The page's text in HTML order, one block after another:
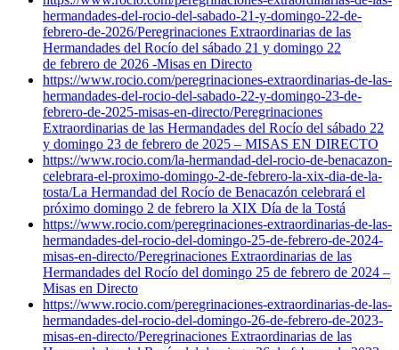
hermandades-del-rocio-del-sabado-21-y-domingo-22-de-
febrero-de-2026/Peregrinaciones Extraordinarias de las
Hermandades del Rocío del sábado 21 y domingo 22
de febrero de 2026 -Misas en Directo
https://www.rocio.com/peregrinaciones-extraordinarias-de-las-
hermandades-del-rocio-del-sabado-22-y-domingo-23-de-
febrero-de-2025-misas-en-directo/Peregrinaciones
Extraordinarias de las Hermandades del Rocío del sábado 22
y domingo 23 de febrero de 2025 – MISAS EN DIRECTO
https://www.rocio.com/la-hermandad-del-rocio-de-benacazon-
celebrara-el-proximo-domingo-2-de-febrero-la-xix-dia-de-la-
tosta/La Hermandad del Rocío de Benacazón celebrará el
próximo domingo 2 de febrero la XIX Día de la Tostá
https://www.rocio.com/peregrinaciones-extraordinarias-de-las-
hermandades-del-rocio-del-domingo-25-de-febrero-de-2024-
misas-en-directo/Peregrinaciones Extraordinarias de las
Hermandades del Rocío del domingo 25 de febrero de 2024 –
Misas en Directo
https://www.rocio.com/peregrinaciones-extraordinarias-de-las-
hermandades-del-rocio-del-domingo-26-de-febrero-de-2023-
misas-en-directo/Peregrinaciones Extraordinarias de las